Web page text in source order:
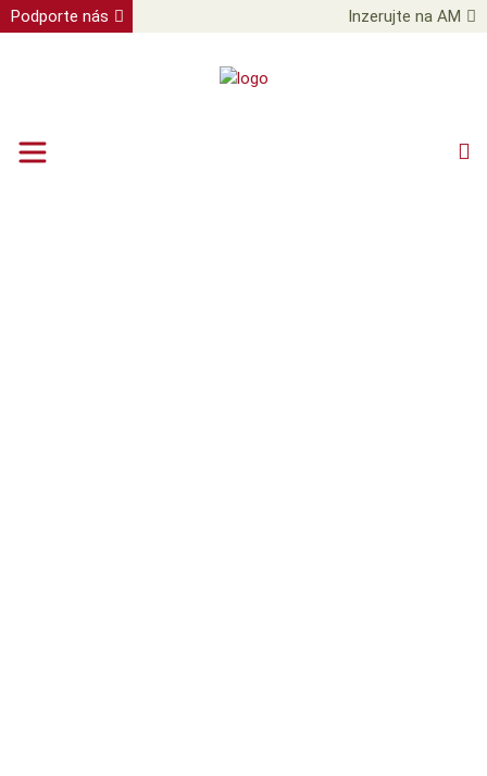
Podporte nás Inzerujte na AM